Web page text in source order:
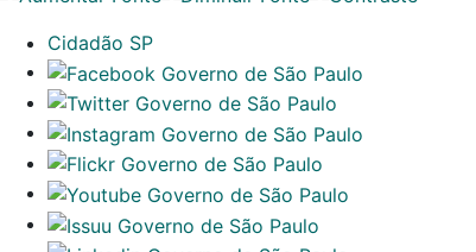
Cidadão SP